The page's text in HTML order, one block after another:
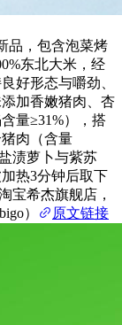
品，包含泡菜烤
东北大米，经
好形态与嚼劲、
加香嫩猪肉、杏
量≥31%），搭
肉（含量
渍萝卜与紫苏
热3分钟后取下
宝希杰旗舰店，
）
原文链接